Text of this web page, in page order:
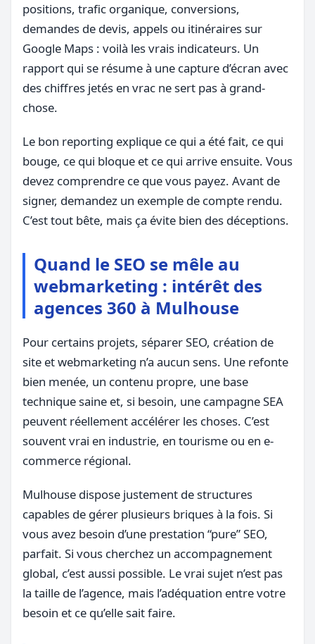
positions, trafic organique, conversions,
demandes de devis, appels ou itinéraires sur
Google Maps : voilà les vrais indicateurs. Un
rapport qui se résume à une capture d’écran avec
des chiffres jetés en vrac ne sert pas à grand-
chose.
Le bon reporting explique ce qui a été fait, ce qui
bouge, ce qui bloque et ce qui arrive ensuite. Vous
devez comprendre ce que vous payez. Avant de
signer, demandez un exemple de compte rendu.
C’est tout bête, mais ça évite bien des déceptions.
Quand le SEO se mêle au
webmarketing : intérêt des
agences 360 à Mulhouse
Pour certains projets, séparer SEO, création de
site et webmarketing n’a aucun sens. Une refonte
bien menée, un contenu propre, une base
technique saine et, si besoin, une campagne SEA
peuvent réellement accélérer les choses. C’est
souvent vrai en industrie, en tourisme ou en e-
commerce régional.
Mulhouse dispose justement de structures
capables de gérer plusieurs briques à la fois. Si
vous avez besoin d’une prestation “pure” SEO,
parfait. Si vous cherchez un accompagnement
global, c’est aussi possible. Le vrai sujet n’est pas
la taille de l’agence, mais l’adéquation entre votre
besoin et ce qu’elle sait faire.